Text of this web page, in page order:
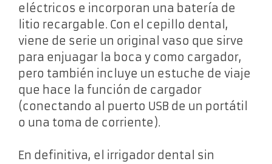
eléctricos e incorporan una batería de
litio recargable. Con el cepillo dental,
viene de serie un original vaso que sirve
para enjuagar la boca y como cargador,
pero también incluye un estuche de viaje
que hace la función de cargador
(conectando al puerto USB de un portátil
o una toma de corriente).
En definitiva, el irrigador dental sin